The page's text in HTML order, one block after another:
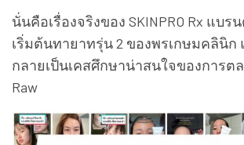
นั่นคือเรื่องจริงของ SKINPRO Rx แบร
เริ่มต้นทายาทรุ่น 2 ของพรเกษมคลินิก
กลายเป็นเคสศึกษาน่าสนใจของการต
Raw